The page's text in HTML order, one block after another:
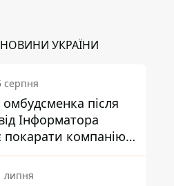
УКРАЇНИ
серпня
після
Інформатора
покарати компанію-
ПриватБанку
липня